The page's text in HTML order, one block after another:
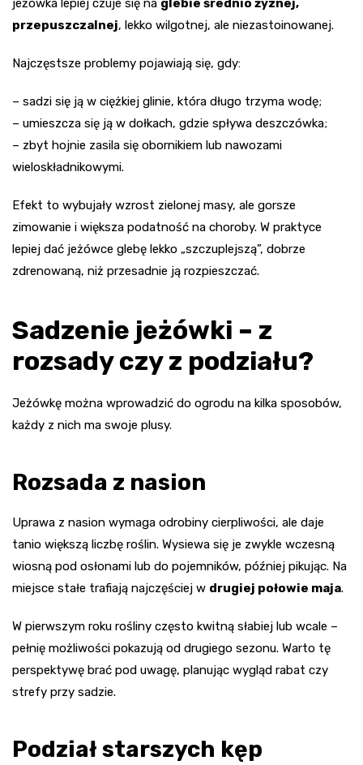
jeżówka lepiej czuje się na glebie średnio żyznej,
przepuszczalnej, lekko wilgotnej, ale niezastoinowanej.
Najczęstsze problemy pojawiają się, gdy:
– sadzi się ją w ciężkiej glinie, która długo trzyma wodę;
– umieszcza się ją w dołkach, gdzie spływa deszczówka;
– zbyt hojnie zasila się obornikiem lub nawozami
wieloskładnikowymi.
Efekt to wybujały wzrost zielonej masy, ale gorsze
zimowanie i większa podatność na choroby. W praktyce
lepiej dać jeżówce glebę lekko „szczuplejszą”, dobrze
zdrenowaną, niż przesadnie ją rozpieszczać.
Sadzenie jeżówki – z
rozsady czy z podziału?
Jeżówkę można wprowadzić do ogrodu na kilka sposobów,
każdy z nich ma swoje plusy.
Rozsada z nasion
Uprawa z nasion wymaga odrobiny cierpliwości, ale daje
tanio większą liczbę roślin. Wysiewa się je zwykle wczesną
wiosną pod osłonami lub do pojemników, później pikując. Na
miejsce stałe trafiają najczęściej w drugiej połowie maja.
W pierwszym roku rośliny często kwitną słabiej lub wcale –
pełnię możliwości pokazują od drugiego sezonu. Warto tę
perspektywę brać pod uwagę, planując wygląd rabat czy
strefy przy sadzie.
Podział starszych kęp